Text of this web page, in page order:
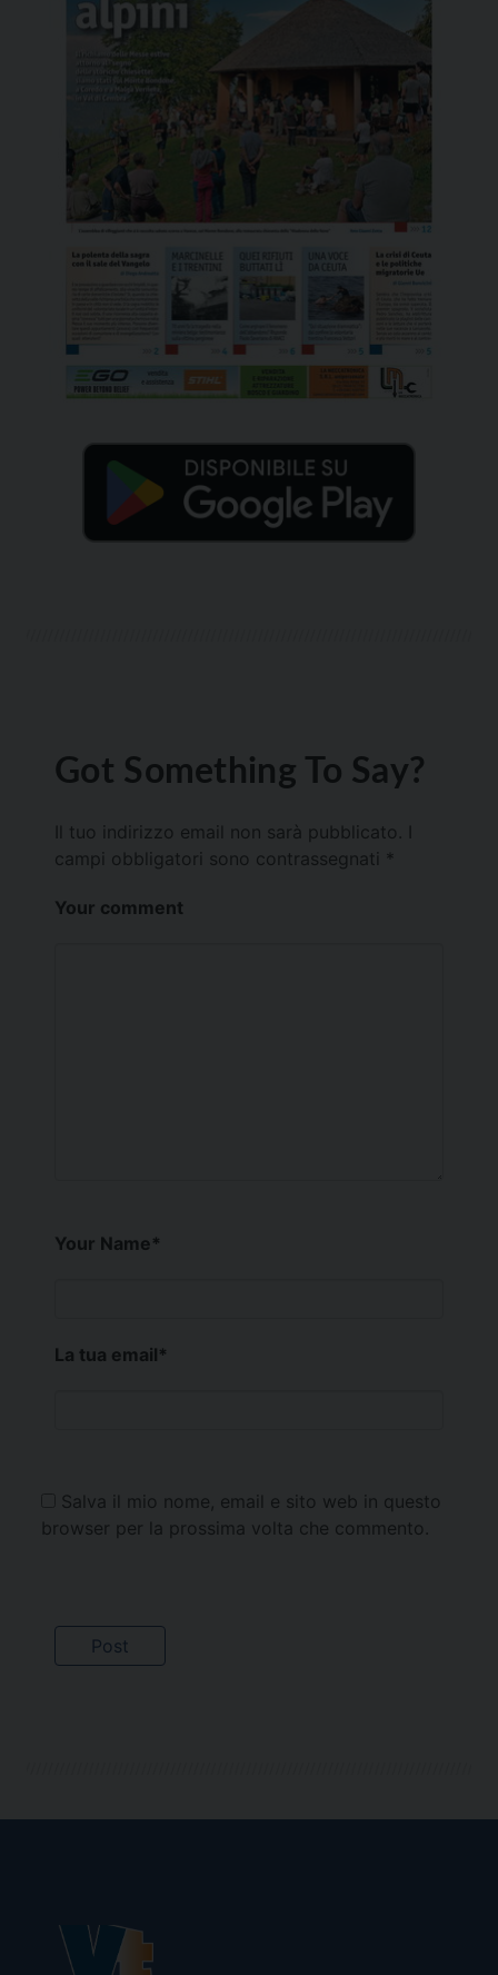
Got Something To Say?
Il tuo indirizzo email non sarà pubblicato.
campi obbligatori sono contrassegnati *
Your comment
Your Name*
La tua email*
Salva il mio nome, email e sito web in questo
browser per la prossima volta che commento.